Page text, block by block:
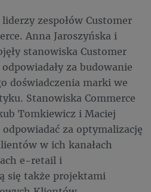
zespołów Customer
Anna Jaroszyńska i
stanowiska Customer
za budowanie
doświadczenia marki we
Stanowiska Commerce
Tomkiewicz i Maciej
za optymalizację
w ich kanałach
e-retail i
się także projektami